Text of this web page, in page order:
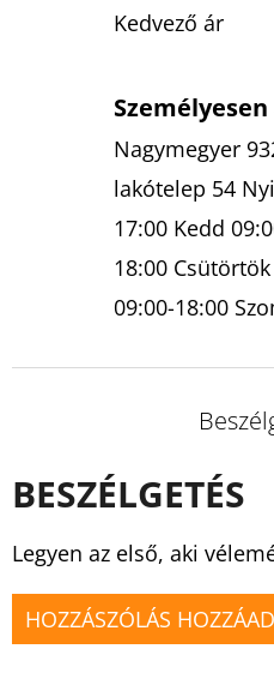
Kedvező ár
Nagymegyer
lakótelep 54
17:00 Kedd
18:00
09:00-18:00
BESZÉLGETÉS
Legyen az első, aki
HOZZÁSZÓLÁS